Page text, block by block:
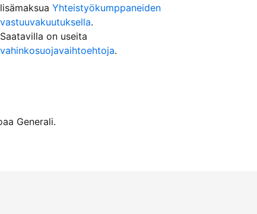
lisämaksuaYhteistyökumppaneiden
vastuuvakuutuksella.
Saatavilla on useita
vahinkosuojavaihtoehtoja.
Generali.